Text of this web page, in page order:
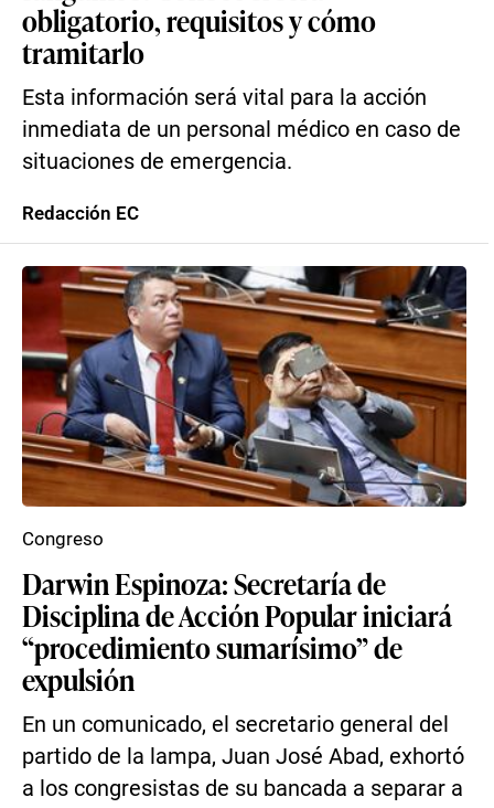
obligatorio, requisitos y cómo
tramitarlo
Esta información será vital para la acción
inmediata de un personal médico en caso de
situaciones de emergencia.
Redacción EC
Darwin Espinoza: Secretaría de
Disciplina de Acción Popular iniciará
“procedimiento sumarísimo” de
expulsión
En un comunicado, el secretario general del
partido de la lampa, Juan José Abad, exhortó
a los congresistas de su bancada a separar a
Congreso